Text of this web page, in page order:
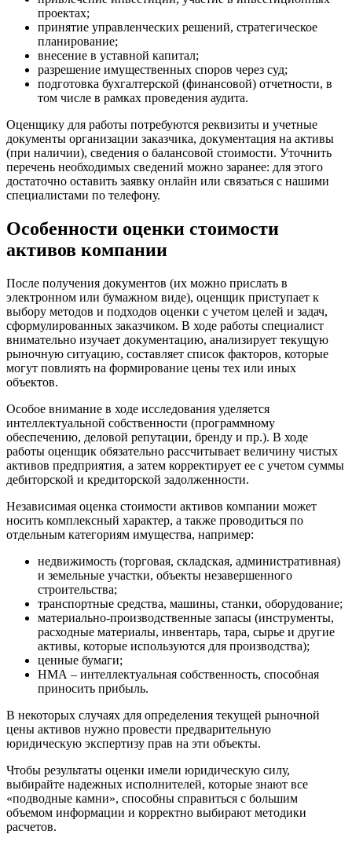
проектах;
принятие управленческих решений, стратегическое
планирование;
внесение в уставной капитал;
разрешение имущественных споров через суд;
подготовка бухгалтерской (финансовой) отчетности, в
том числе в рамках проведения аудита.
Оценщику для работы потребуются реквизиты и учетные
документы организации заказчика, документация на активы
(при наличии), сведения о балансовой стоимости. Уточнить
перечень необходимых сведений можно заранее: для этого
достаточно оставить заявку онлайн или связаться с нашими
специалистами по телефону.
Особенности оценки стоимости
активов компании
После получения документов (их можно прислать в
электронном или бумажном виде), оценщик приступает к
выбору методов и подходов оценки с учетом целей и задач,
сформулированных заказчиком. В ходе работы специалист
внимательно изучает документацию, анализирует текущую
рыночную ситуацию, составляет список факторов, которые
могут повлиять на формирование цены тех или иных
объектов.
Особое внимание в ходе исследования уделяется
интеллектуальной собственности (программному
обеспечению, деловой репутации, бренду и пр.). В ходе
работы оценщик обязательно рассчитывает величину чистых
активов предприятия, а затем корректирует ее с учетом суммы
дебиторской и кредиторской задолженности.
Независимая оценка стоимости активов компании может
носить комплексный характер, а также проводиться по
отдельным категориям имущества, например:
недвижимость (торговая, складская, административная)
и земельные участки, объекты незавершенного
строительства;
транспортные средства, машины, станки, оборудование;
материально-производственные запасы (инструменты,
расходные материалы, инвентарь, тара, сырье и другие
активы, которые используются для производства);
ценные бумаги;
НМА – интеллектуальная собственность, способная
приносить прибыль.
В некоторых случаях для определения текущей рыночной
цены активов нужно провести предварительную
юридическую экспертизу прав на эти объекты.
Чтобы результаты оценки имели юридическую силу,
выбирайте надежных исполнителей, которые знают все
«подводные камни», способны справиться с большим
объемом информации и корректно выбирают методики
расчетов.
Георгиевск
Глазов
Горно-Алтайск
Горячий Ключ
Грозный
Губаха
Губкин
Губкинский
Гуково
Гулькевичи
Гусь-Хрустальный
Дедовск
Джанкой
Дзержинск
Дзержинский
Димитровград
Дмитров
Долгопрудный
Домодедово
Донецк
Дубна
Дюртюли
Евпатория
Егорьевск
Екатеринбург
Елабуга
Енисейск
Ермолино
Ессентуки
Железногорск
Железногорск-Илимский
Жуковский
Заводоуковск
Заозерный
Заполярный
Зарайск
Заречный
Заринск
Звенигород
Зеленоград